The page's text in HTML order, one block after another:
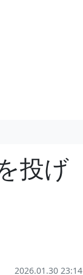
投げ
2026.01.30 23:14